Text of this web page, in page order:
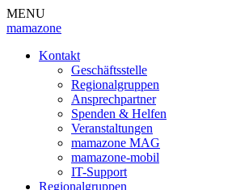
MENU
mamazone
Kontakt
Geschäftsstelle
Regionalgruppen
Ansprechpartner
Spenden & Helfen
Veranstaltungen
mamazone MAG
mamazone-mobil
IT-Support
Regionalgruppen